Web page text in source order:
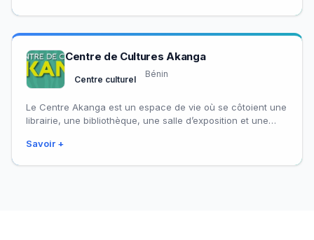
Centre de Cultures Akanga
Centre culturel
Bénin
Le Centre Akanga est un espace de vie où se côtoient une
librairie, une bibliothèque, une salle d’exposition et une
Savoir +